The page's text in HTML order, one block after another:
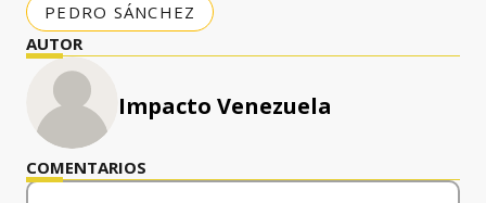
PEDRO SÁNCHEZ
AUTOR
Impacto Venezuela
COMENTARIOS